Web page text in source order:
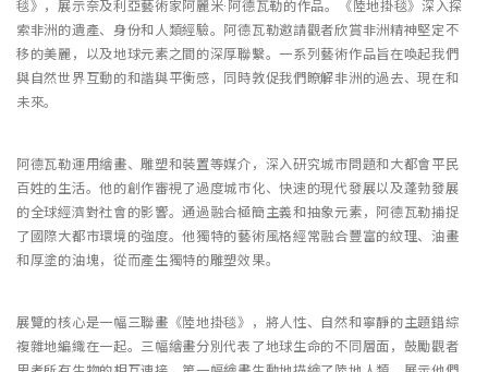
毯》，展示奈及利亞藝術家阿麗米·阿德瓦勒的作品。《陸地掛毯》深入探
索非洲的遺產、身份和人類經驗。阿德瓦勒邀請觀者欣賞非洲精神堅定不
移的美麗，以及地球元素之間的深厚聯繫。一系列藝術作品旨在喚起我們
與自然世界互動的和諧與平衡感，同時敦促我們瞭解非洲的過去、現在和
未來。
阿德瓦勒運用繪畫、雕塑和裝置等媒介，深入研究城市問題和大都會平民
百姓的生活。他的創作審視了過度城市化、快速的現代發展以及蓬勃發展
的全球經濟對社會的影響。通過融合極簡主義和抽象元素，阿德瓦勒捕捉
了國際大都市環境的強度。他獨特的藝術風格經常融合豐富的紋理、油畫
和厚塗的油塊，從而產生獨特的雕塑效果。
展覽的核心是一幅三聯畫《陸地掛毯》，將人性、自然和寧靜的主題錯綜
複雜地編織在一起。三幅繪畫分別代表了地球生命的不同層面，鼓勵觀者